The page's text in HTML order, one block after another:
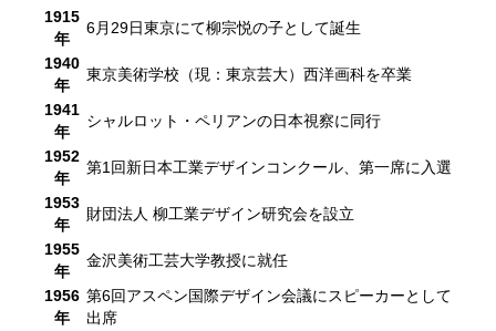
1915
年
6月29日東京にて柳宗悦の子として誕生
1940
年
東京美術学校（現：東京芸大）西洋画科を卒業
1941
年
シャルロット・ペリアンの日本視察に同行
1952
年
第1回新日本工業デザインコンクール、第一席に入選
1953
年
財団法人 柳工業デザイン研究会を設立
1955
年
金沢美術工芸大学教授に就任
1956
年
第6回アスペン国際デザイン会議にスピーカーとして
出席